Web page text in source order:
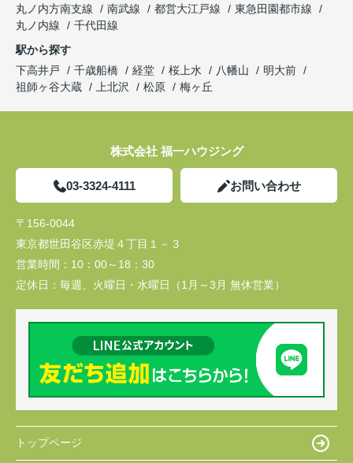
丸ノ内方南支線
南武線 都営大江戸線
東急田園都市線
丸ノ内線
千代田線
駅から探す
下高井戸
千歳船橋 経堂 桜上水 八幡山
明大前
祖師ヶ谷大蔵
上北沢 松原 梅ヶ丘
株式会社 福一ハウジング
03-3324-4111 お問い合わせ
〒156-0044
東京都世田谷区赤堤４丁目１－３
営業時間： 10：00～18：30
定休日： 毎週、火曜日・水曜日（1月～3月 無休営業）
トップページ